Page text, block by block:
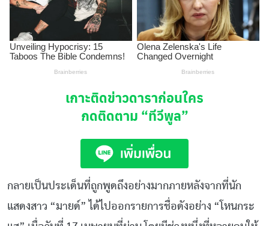
เกาะติดข่าวดาราก่อนใคร
กดติดตาม “ทีวีพูล”
กลายเป็นประเด็นที่ถูกพูดถึงอย่างมากภายหลังจากที่นัก
แสดงสาว “มายด์” ได้ไปออกรายการชื่อดังอย่าง “โหนกระ